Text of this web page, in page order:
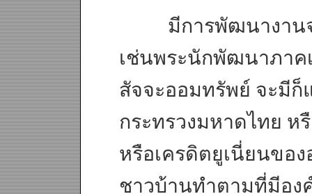
มีการพัฒนางานจา
เช่นพระนักพัฒนาภาค
สัจจะออมทรัพย์ จะมี
กระทรวงมหาดไทย
หรือเครดิตยูเนี่ยนขอ
ชาวบ้านทำตามที่มีอ